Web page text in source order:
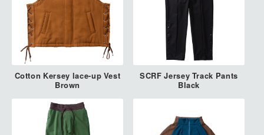
Cotton Kersey lace-up Vest
Brown
SCRF Jersey Track Pants
Black